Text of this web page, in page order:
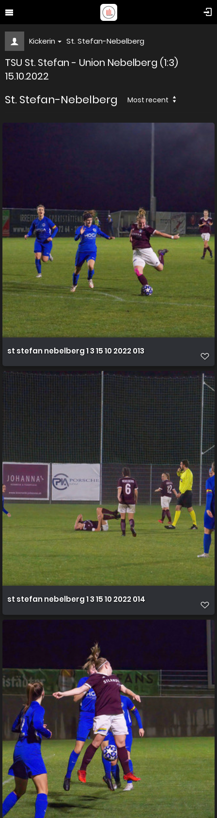
Kickerin St. Stefan-Nebelberg
TSU St. Stefan - Union Nebelberg (1:3)
15.10.2022
St. Stefan-Nebelberg Most recent
st stefan nebelberg 1 3 15 10 2022 013
st stefan nebelberg 1 3 15 10 2022 014